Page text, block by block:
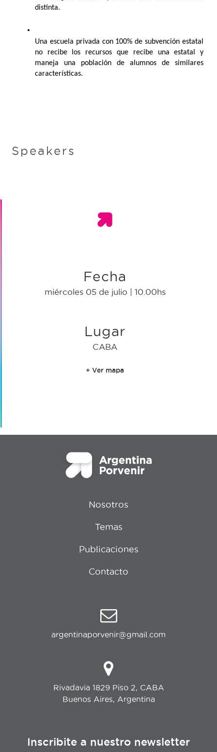
distinta.
Una escuela privada con 100% de subvención estatal
no recibe los recursos que recibe una estatal y
maneja una población de alumnos de similares
características.
Speakers
Fecha
miércoles 05 de julio | 10.00hs
Lugar
CABA
+ Ver mapa
Nosotros
Temas
Publicaciones
Contacto
argentinaporvenir@gmail.com
Rivadavia 1829 Piso 2, CABA
Buenos Aires, Argentina
Inscribite a nuestro newsletter